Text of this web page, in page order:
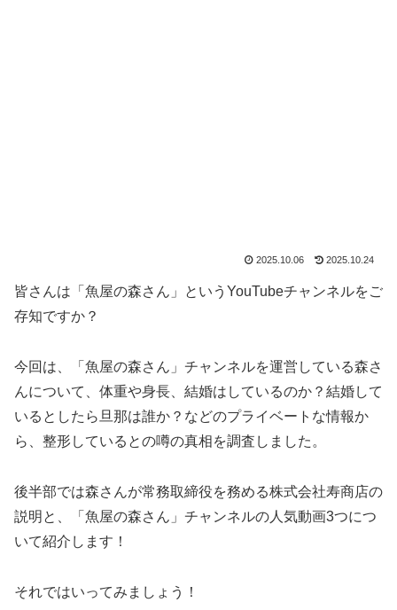
2025.10.06 2025.10.24
皆さんは「魚屋の森さん」というYouTubeチャンネルをご
存知ですか？
今回は、「魚屋の森さん」チャンネルを運営している森さ
んについて、体重や身長、結婚はしているのか？結婚して
いるとしたら旦那は誰か？などのプライベートな情報か
ら、整形しているとの噂の真相を調査しました。
後半部では森さんが常務取締役を務める株式会社寿商店の
説明と、「魚屋の森さん」チャンネルの人気動画3つにつ
いて紹介します！
それではいってみましょう！